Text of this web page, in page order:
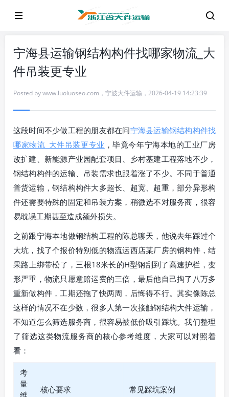
宁海县运输钢结构构件找哪家物流_大
件吊装更专业
Posted bywww.luoluoseo.com ， 宁波大件运输 ， 2026-04-19 14:23:39
这段时间不少做工程的朋友都在问宁海县运输钢结构构件找
哪家物流_大件吊装更专业 ，毕竟今年宁海本地的工业厂房
改扩建、新能源产业园配套项目、乡村基建工程落地不少，
钢结构构件的运输、吊装需求也跟着涨了不少。不同于普通
普货运输，钢结构构件大多超长、超宽、超重，部分异形构
件还需要特殊的固定和吊装方案，稍微选不对服务商，很容
易耽误工期甚至造成额外损失。
之前跟宁海本地做钢结构工程的陈总聊天，他说去年踩过个
大坑，找了个报价特别低的物流运西店某厂房的钢构件，结
果路上绑带松了，三根18米长的H型钢刮到了高速护栏，变
形严重，物流只愿意赔运费的三倍，最后他自己掏了八万多
重新做构件，工期还拖了快两周，后悔得不行。其实像陈总
这样的情况不在少数，很多人第一次接触钢结构大件运输，
不知道怎么筛选服务商，很容易被低价吸引踩坑。我们整理
了筛选这类物流服务商的核心参考维度，大家可以对照着
看：
考
量
核心要求 常见踩坑案例